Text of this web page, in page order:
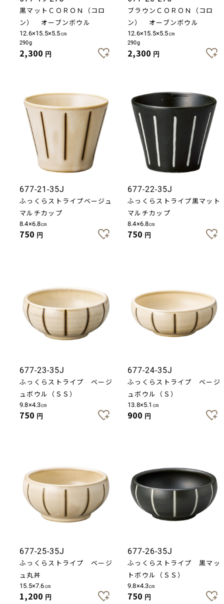
黒マットＣＯＲＯＮ（コロ
ン） オーブンボウル
12.6×15.5×5.5㎝
290g
2,300 円
ブラウンＣＯＲＯＮ（コロ
ン） オーブンボウル
12.6×15.5×5.5㎝
290g
2,300 円
677-21-35J
ふっくらストライプベージュ
マルチカップ
8.4×6.8㎝
750 円
677-22-35J
ふっくらストライプ黒マット
マルチカップ
8.4×6.8㎝
750 円
677-23-35J
ふっくらストライプ ベージ
ュボウル（ＳＳ）
9.8×4.3㎝
750 円
677-24-35J
ふっくらストライプ ベージ
ュボウル（Ｓ）
13.8×5.1㎝
900 円
677-25-35J
ふっくらストライプ ベージ
ュ丸丼
15.5×7.6㎝
1,200 円
677-26-35J
ふっくらストライプ 黒マッ
トボウル（ＳＳ）
9.8×4.3㎝
750 円